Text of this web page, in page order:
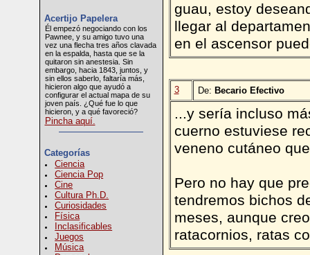
Acertijo Papelera
Él empezó negociando con los
Pawnee, y su amigo tuvo una
vez una flecha tres años clavada
en la espalda, hasta que se la
quitaron sin anestesia. Sin
embargo, hacia 1843, juntos, y
sin ellos saberlo, faltaría más,
hicieron algo que ayudó a
configurar el actual mapa de su
joven país. ¿Qué fue lo que
hicieron, y a qué favoreció?
Pincha aquí.
Categorías
Ciencia
Ciencia Pop
Cine
Cultura Ph.D.
Curiosidades
Física
Inclasificables
Juegos
Música
guau, estoy
llegar al
en el ascensor
3 De: Becario Efectivo
...y sería incluso
cuerno estuviese
veneno cutáneo
Pero no hay que
tendremos bichos
meses, aunque
ratacornios, ratas